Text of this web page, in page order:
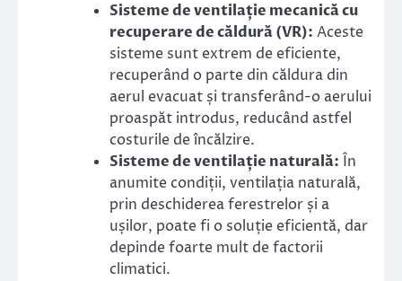
Sisteme de ventilație mecanică cu
recuperare de căldură (VR): Aceste
sisteme sunt extrem de eficiente,
recuperând o parte din căldura din
aerul evacuat și transferând-o aerului
proaspăt introdus, reducând astfel
costurile de încălzire.
Sisteme de ventilație naturală: În
anumite condiții, ventilația naturală,
prin deschiderea ferestrelor și a
ușilor, poate fi o soluție eficientă, dar
depinde foarte mult de factorii
climatici.